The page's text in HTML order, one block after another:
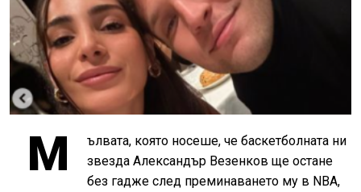
М
ълвата, която носеше, че баскетболната ни
звезда Александър Везенков ще остане
без гадже след преминаването му в NBA,